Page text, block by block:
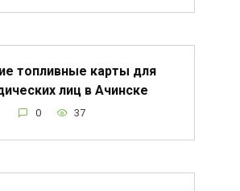
топливные карты для
лиц в Ачинске
0 37